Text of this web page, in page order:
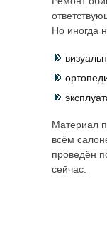
Но иногда
Материал
всём
проведён
сейчас.